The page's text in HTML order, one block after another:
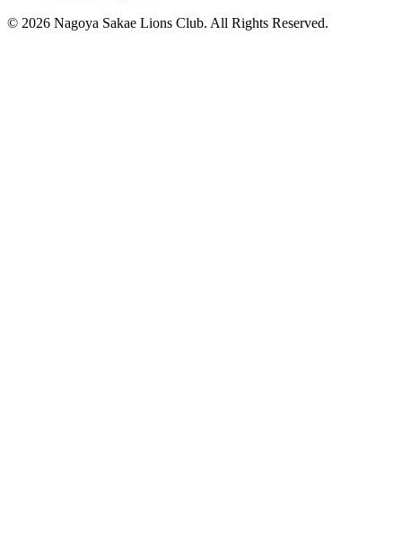
© 2026 Nagoya Sakae Lions Club. All Rights Reserved.